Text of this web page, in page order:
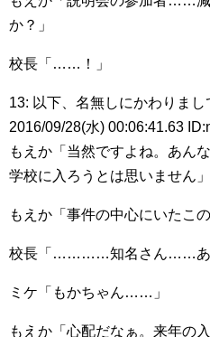
か？」
校長「……！」
13: 以下、名無しにかわりま
2016/09/28(水) 00:06:41.63
もえか「当然ですよね。あん
学校に入ろうとは思いません」
もえか「事件の中心にいたこ
校長「…………知名さん……あ
ミケ「もかちゃん……」
もえか「心配だなぁ。来年